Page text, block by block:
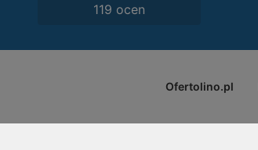
119 ocen
Ofertolino.pl